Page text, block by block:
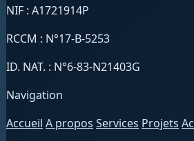
NIF : A1721914P
RCCM : N°17-B-5253
ID. NAT. : N°6-83-N21403G
Navigation
Accueil A propos Services Projets